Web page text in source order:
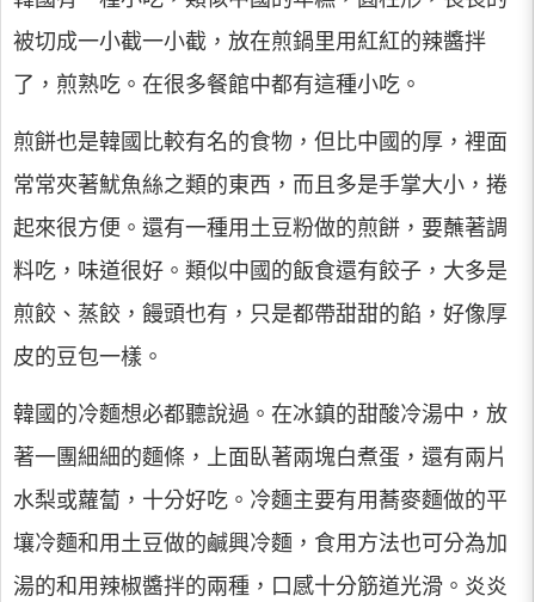
被切成一小截一小截，放在煎鍋里用紅紅的辣醬拌
了，煎熟吃。在很多餐館中都有這種小吃。
煎餅也是韓國比較有名的食物，但比中國的厚，裡面
常常夾著魷魚絲之類的東西，而且多是手掌大小，捲
起來很方便。還有一種用土豆粉做的煎餅，要蘸著調
料吃，味道很好。類似中國的飯食還有餃子，大多是
煎餃、蒸餃，饅頭也有，只是都帶甜甜的餡，好像厚
皮的豆包一樣。
韓國的冷麵想必都聽說過。在冰鎮的甜酸冷湯中，放
著一團細細的麵條，上面臥著兩塊白煮蛋，還有兩片
水梨或蘿蔔，十分好吃。冷麵主要有用蕎麥麵做的平
壤冷麵和用土豆做的鹹興冷麵，食用方法也可分為加
湯的和用辣椒醬拌的兩種，口感十分筋道光滑。炎炎